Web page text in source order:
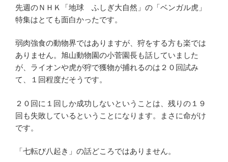
先週のＮＨＫ「地球 ふしぎ大自然」の「ベンガル虎」
特集はとても面白かったです。
弱肉強食の動物界ではありますが、狩をする方も楽では
ありません。旭山動物園の小菅園長も話していました
が、ライオンや虎が狩で獲物が捕れるのは２０回試み
て、１回程度だそうです。
２０回に１回しか成功しないということは、残りの１９
回も失敗しているということになります。まさに命がけ
です。
「七転び八起き」の話どころではありません。